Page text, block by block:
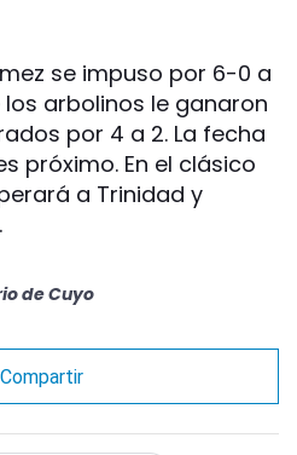
se impuso por 6-0 a
arbolinos le ganaron
por 4 a 2. La fecha
próximo. En el clásico
a Trinidad y
de Cuyo
Compartir